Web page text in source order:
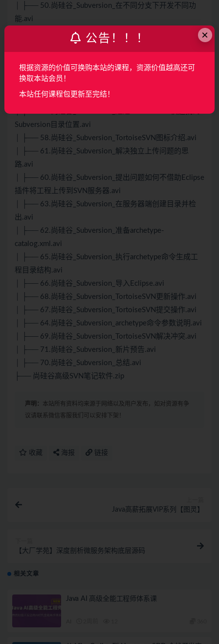
│ ├── 50.尚硅谷_Subversion_在不同分支下开发不同功
能.avi
│ ├── 53.尚硅谷_Subversion_权限设置.avi
│ ├── 56.尚硅谷_Subversion_让文件回到某一个历史状
│ ├── 55.尚硅谷_Subversion_查看历史记录.avi
│ ├── 54.尚硅谷_Subversion_权限设置测试.avi
Subversion目录位置.avi
│ ├── 58.尚硅谷_Subversion_TortoiseSVN图标介绍.avi
│ ├── 61.尚硅谷_Subversion_解决独立上传问题的思
路.avi
│ ├── 60.尚硅谷_Subversion_提出问题如何不借助Eclipse
插件将工程上传到SVN服务器.avi
│ ├── 63.尚硅谷_Subversion_在服务器端创建目录并检
出.avi
│ ├── 62.尚硅谷_Subversion_准备archetype-
catalog.xml.avi
│ ├── 65.尚硅谷_Subversion_执行archetype命令生成工
程目录结构.avi
│ ├── 66.尚硅谷_Subversion_导入Eclipse.avi
│ ├── 68.尚硅谷_Subversion_TortoiseSVN更新操作.avi
│ ├── 67.尚硅谷_Subversion_TortoiseSVN提交操作.avi
│ ├── 64.尚硅谷_Subversion_archetype命令参数说明.avi
│ ├── 69.尚硅谷_Subversion_TortoiseSVN解决冲突.avi
│ ├── 71.尚硅谷_Subversion_新片预告.avi
│ ├── 70.尚硅谷_Subversion_总结.avi
├── 尚硅谷高级SVN笔记软件.zip
声明： 本站所有资料均来源于网络以及用户发布，如对资源有争
议请联系微信客服我们可以安排下架！
收藏 海报 链接
Java高薪拓展VIP系列【图灵】
【大厂学苑】深度剖析微服务架构底层源码
相关文章
Java AI 高级全能工程师体系课
×
公告！！！
根据资源的价值可换购本站的课程，资源价值越高还可
换取本站会员！
本站任何课程包更新至完结！